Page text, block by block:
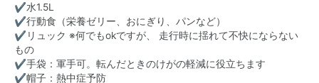
✔水1.5L
✔行動食（栄養ゼリー、おにぎり、パンなど）
✔リュック ※何でもokですが、 走行時に揺れて不快にならない
もの
✔手袋：軍手可。転んだときのけがの軽減に役立ちます
✔帽子：熱中症予防